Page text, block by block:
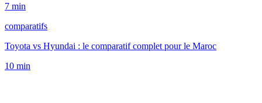
7 min
comparatifs
Toyota vs Hyundai : le comparatif complet pour le Maroc
10 min